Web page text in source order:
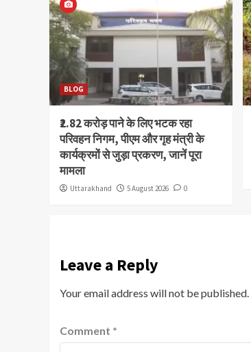
BLOG
₹2.82 करोड़ पाने के लिए भटक रहा
परिवहन निगम, पीएम और गृह मंत्री के
कार्यक्रमों से जुड़ा प्रकरण, जानें पूरा
मामला
Uttarakhand 5 August 2026 0
Leave a Reply
Your email address will not be published.
Comment *